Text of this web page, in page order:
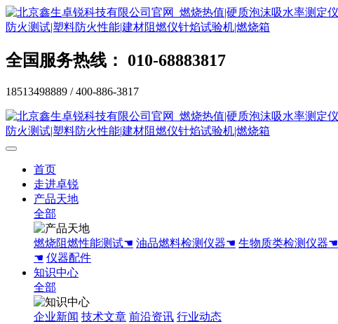
全国服务热线： 010-68883817
18513498889 / 400-886-3817
首页
走进卓锐
产品天地
全部
燃烧阻燃性能测试☚ 油品燃料检测仪器☚ 生物质类检测仪器☚
☚ 仪器配件
知识中心
全部
企业新闻 技术文章 前沿资讯 行业动态